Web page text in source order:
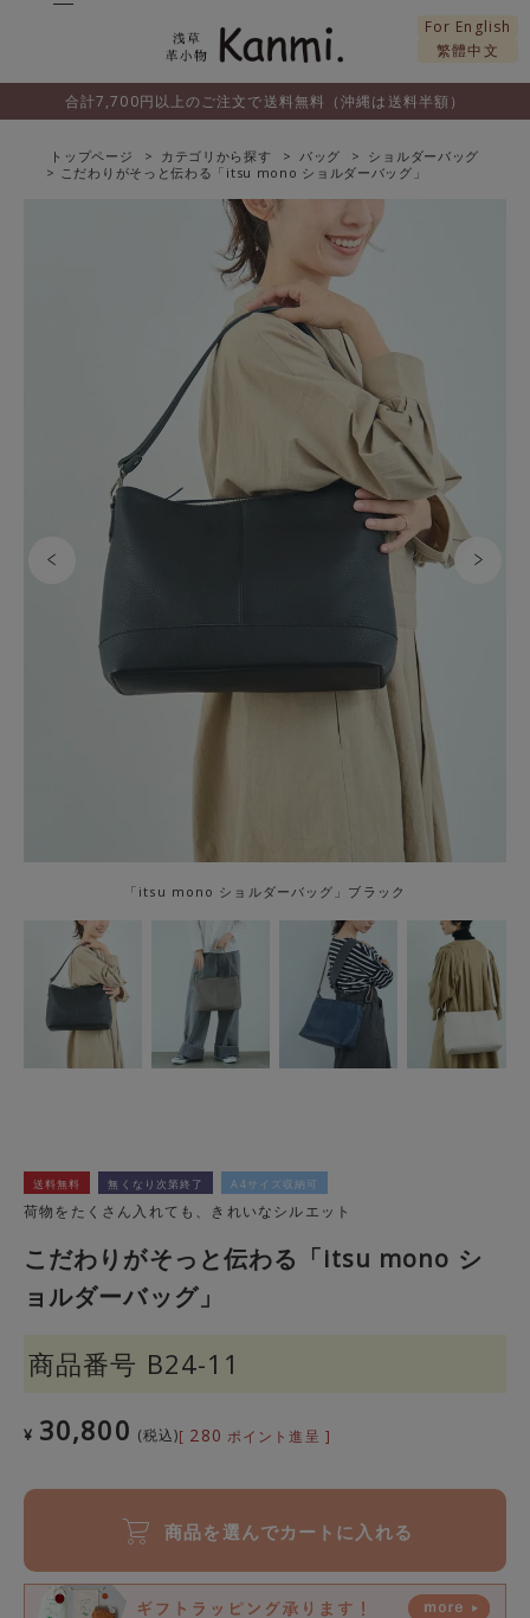
For English
繁體中文
合計7,700円以上のご注文で送料無料（沖縄は送料半額）
トップページ カテゴリから探す バッグ
ショルダーバッグ
こだわりがそっと伝わる「itsu mono ショルダーバッグ」
「itsu mono ショルダーバッグ」ブラック
送料無料 無くなり次第終了 A4サイズ収納可
荷物をたくさん入れても、きれいなシルエット
こだわりがそっと伝わる「itsu mono シ
ョルダーバッグ」
商品番号 B24-11
¥ 30,800 税込 [ 280 ポイント進呈 ]
商品を選んでカートに入れる